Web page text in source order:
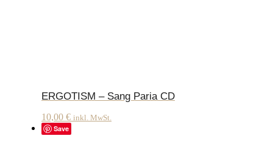
ERGOTISM – Sang Paria CD
10,00 € inkl. MwSt.
Save